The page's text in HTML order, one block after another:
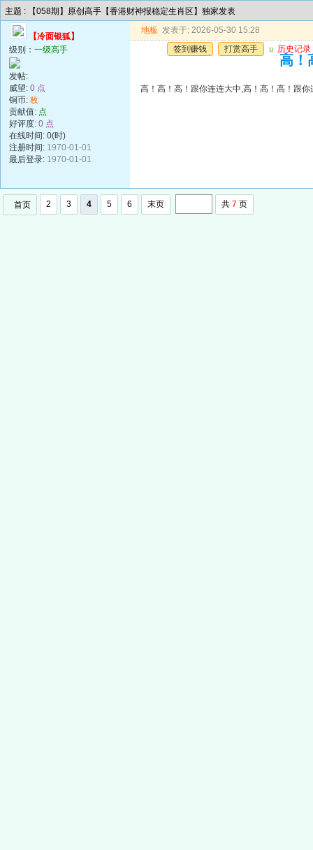
主题 : 【058期】原创高手【香港财神报稳定生肖区】独家发表
【冷面银狐】
级别： 一级高手
发帖:
威望: 0 点
铜币: 枚
贡献值: 点
好评度: 0 点
在线时间: 0(时)
注册时间: 1970-01-01
最后登录: 1970-01-01
地板 发表于: 2026-05-30 15:28
签到赚钱
打赏高手 u 历史记录
高！
高！高！高！跟你连连大中,高！高！高！跟你
首页 2 3 4 5 6 末页 共 7 页